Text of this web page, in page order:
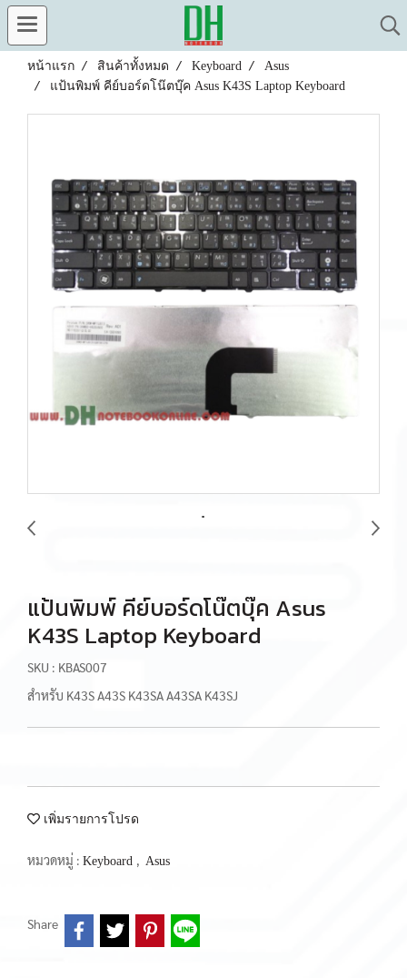
หน้าแรก สินค้าทั้งหมด Keyboard
Asus
แป้นพิมพ์ คีย์บอร์ดโน๊ตบุ๊ค Asus K43S Laptop Keyboard
แป้นพิมพ์ คีย์บอร์ดโน๊ตบุ๊ค Asus
K43S Laptop Keyboard
SKU : KBAS007
สำหรับ K43S A43S K43SA A43SA K43SJ
เพิ่มรายการโปรด
หมวดหมู่ : Keyboard , Asus
Share